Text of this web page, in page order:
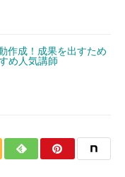
作成！成果を出すため
め人気講師